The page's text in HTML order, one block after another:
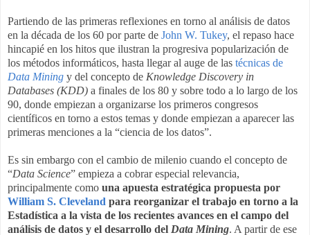
Partiendo de las primeras reflexiones en torno al análisis de datos
en la década de los 60 por parte de John W. Tukey, el repaso hace
hincapié en los hitos que ilustran la progresiva popularización de
los métodos informáticos, hasta llegar al auge de las técnicas de
Data Mining y del concepto de Knowledge Discovery in
Databases (KDD) a finales de los 80 y sobre todo a lo largo de los
90, donde empiezan a organizarse los primeros congresos
científicos en torno a estos temas y donde empiezan a aparecer las
primeras menciones a la “ciencia de los datos”.
Es sin embargo con el cambio de milenio cuando el concepto de
“Data Science” empieza a cobrar especial relevancia,
principalmente como una apuesta estratégica propuesta por
William S. Cleveland para reorganizar el trabajo en torno a la
Estadística a la vista de los recientes avances en el campo del
análisis de datos y el desarrollo del Data Mining. A partir de ese